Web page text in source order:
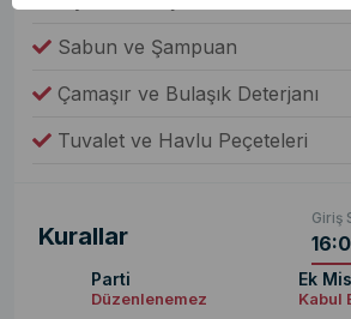
Sabun ve Şampuan
Çamaşır ve Bulaşık Deterjanı
Tuvalet ve Havlu Peçeteleri
Kurallar
Giriş
Parti
Düzenlenemez
Ek
Kabul